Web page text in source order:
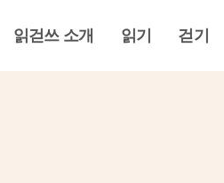
읽걷쓰 소개 읽기 걷기